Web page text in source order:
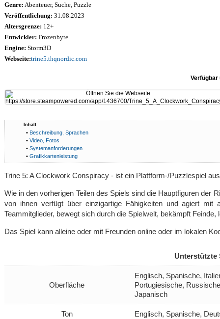
Genre: Abenteuer, Suche, Puzzle
Veröffentlichung: 31.08.2023
Altersgrenze: 12+
Entwickler: Frozenbyte
Engine: Storm3D
Webseite:trine5.thqnordic.com
Verfügbar
Inhalt
• Beschreibung, Sprachen
• Video, Fotos
• Systemanforderungen
• Grafikkartenleistung
Trine 5: A Clockwork Conspiracy - ist ein Plattform-/Puzzlespiel
Wie in den vorherigen Teilen des Spiels sind die Hauptfiguren der
von ihnen verfügt über einzigartige Fähigkeiten und agiert mit
Teammitglieder, bewegt sich durch die Spielwelt, bekämpft
Das Spiel kann alleine oder mit Freunden online oder im lokalen
Unterstützte
Oberfläche
Englisch, Spanische,
Portugiesische,
Japanisch
Ton Englisch, Spanische,